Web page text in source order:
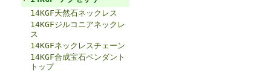
14KGF天然石ネックレス
14KGFジルコニアネックレ
ス
14KGFネックレスチェーン
14KGF合成宝石ペンダント
トップ